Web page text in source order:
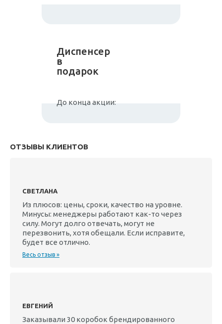
Диспенсер
в
подарок
До конца акции:
ОТЗЫВЫ КЛИЕНТОВ
СВЕТЛАНА
Из плюсов: цены, сроки, качество на уровне.
Минусы: менеджеры работают как-то через
силу. Могут долго отвечать, могут не
перезвонить, хотя обещали. Если исправите,
будет все отлично.
Весь отзыв »
ЕВГЕНИЙ
Заказывали 30 коробок брендированного